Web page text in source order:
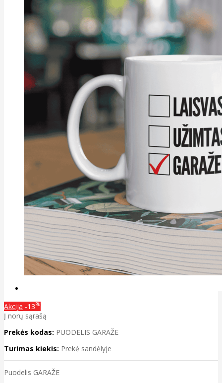
Akcija -13%
Į norų sąrašą
Prekės kodas: PUODELIS GARAŽE
Turimas kiekis: Prekė sandėlyje
Puodelis GARAŽE